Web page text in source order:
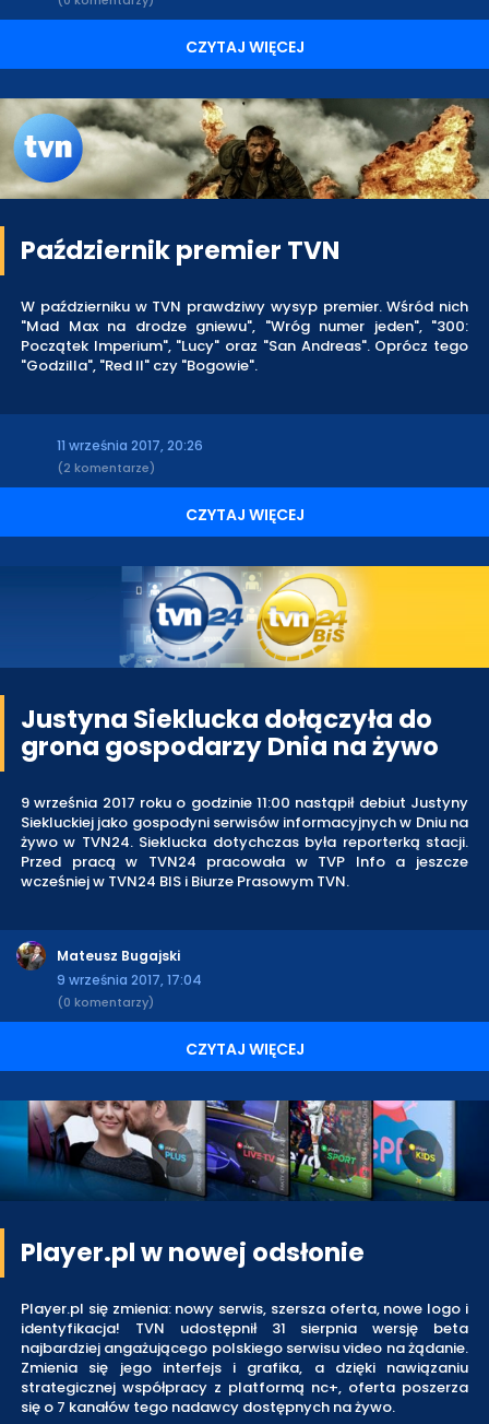
CZYTAJ WIĘCEJ
Październik premier TVN
W październiku w TVN prawdziwy wysyp premier. Wśród nich
"Mad Max na drodze gniewu", "Wróg numer jeden", "300:
Początek Imperium", "Lucy" oraz "San Andreas". Oprócz tego
"Godzilla", "Red II" czy "Bogowie".
11 września 2017, 20:26
(2 komentarze)
CZYTAJ WIĘCEJ
Justyna Sieklucka dołączyła do
grona gospodarzy Dnia na żywo
9 września 2017 roku o godzinie 11:00 nastąpił debiut Justyny
Siekluckiej jako gospodyni serwisów informacyjnych w Dniu na
żywo w TVN24. Sieklucka dotychczas była reporterką stacji.
Przed pracą w TVN24 pracowała w TVP Info a jeszcze
wcześniej w TVN24 BIS i Biurze Prasowym TVN.
Mateusz Bugajski
9 września 2017, 17:04
(0 komentarzy)
CZYTAJ WIĘCEJ
Player.pl w nowej odsłonie
Player.pl się zmienia: nowy serwis, szersza oferta, nowe logo i
identyfikacja! TVN udostępnił 31 sierpnia wersję beta
najbardziej angażującego polskiego serwisu video na żądanie.
Zmienia się jego interfejs i grafika, a dzięki nawiązaniu
strategicznej współpracy z platformą nc+, oferta poszerza
się o 7 kanałów tego nadawcy dostępnych na żywo.